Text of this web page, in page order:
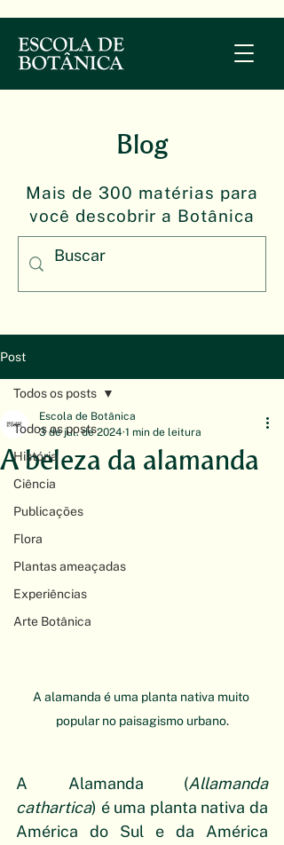
Blog
Mais de 300 matérias para
você descobrir a Botânica
Post
Todos os posts
História
Ciência
Publicações
Flora
Plantas ameaçadas
Experiências
Arte Botânica
Todos os posts
A beleza da alamanda
Escola de Botânica
3 de jul. de 2024 1 min de leitura
A alamanda é uma planta nativa muito
popular no paisagismo urbano.
A Alamanda (Allamanda
cathartica) é uma planta nativa da
América do Sul e da América